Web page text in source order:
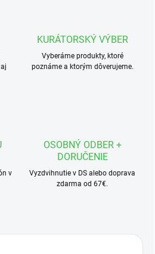
KURÁTORSKÝ VÝBER
Vyberáme produkty, ktoré
poznáme a ktorým dôverujeme.
v
OSOBNÝ ODBER +
DORUČENIE
Vyzdvihnutie v DS alebo doprava
zdarma od 67€.